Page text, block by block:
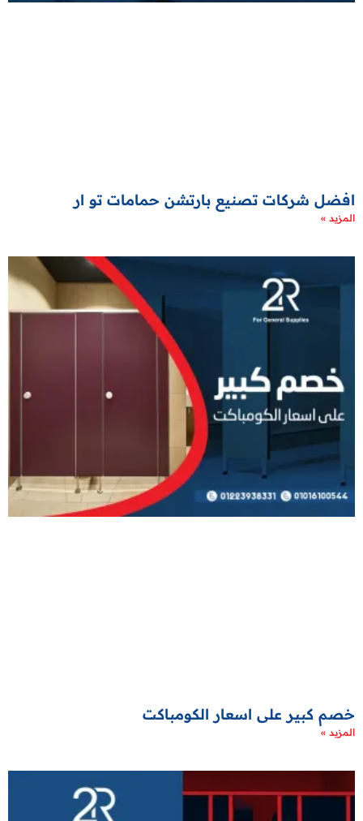
افضل شركات تصنيع بارتشن حمامات تو ار
المزيد »
خصم كبير على اسعار الكومباكت
المزيد »